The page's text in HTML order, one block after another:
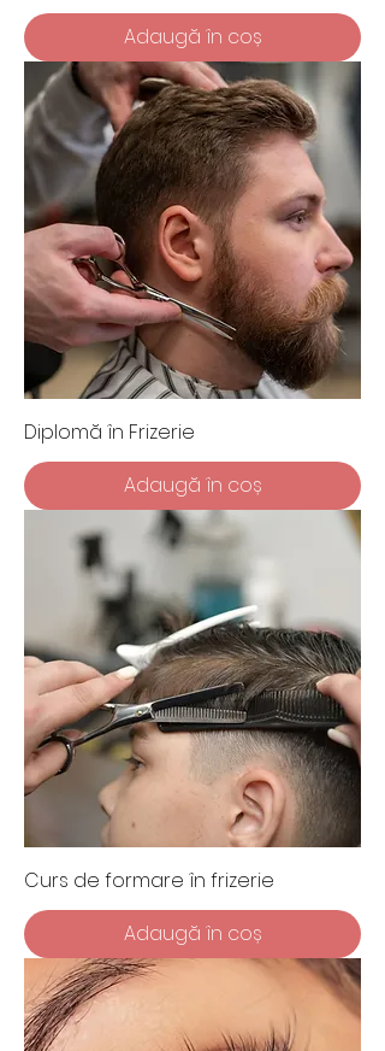
Adaugă în coș
Diplomă în Frizerie
Adaugă în coș
Curs de formare în frizerie
Adaugă în coș